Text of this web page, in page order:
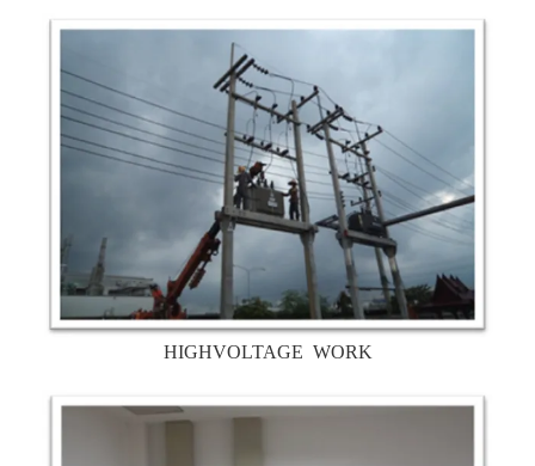
HIGHVOLTAGE WORK